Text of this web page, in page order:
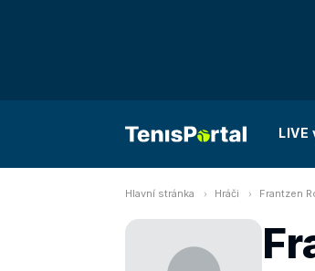
LIVE
Hlavní stránka Hráči Frantzen